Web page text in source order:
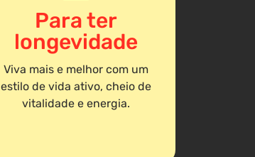
Para ter
longevidade
Viva mais e melhor com um
estilo de vida ativo, cheio de
vitalidade e energia.